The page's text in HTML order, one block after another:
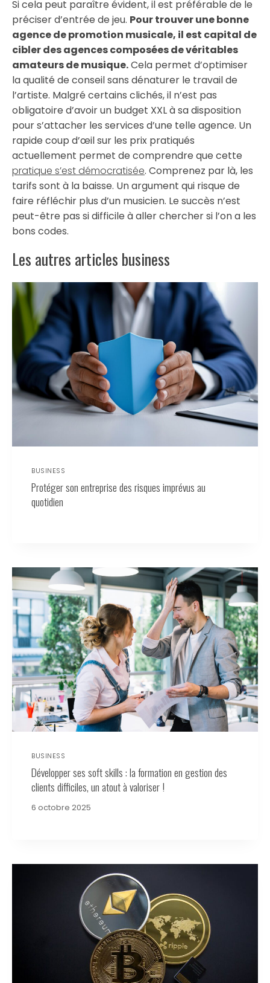
Si cela peut paraître évident, il est préférable de le
préciser d’entrée de jeu. Pour trouver une bonne
agence de promotion musicale, il est capital de
cibler des agences composées de véritables
amateurs de musique.Cela permet d’optimiser
la qualité de conseil sans dénaturer le travail de
l’artiste. Malgré certains clichés, il n’est pas
obligatoire d’avoir un budget XXL à sa disposition
pour s’attacher les services d’une telle agence. Un
rapide coup d’œil sur les prix pratiqués
actuellement permet de comprendre que cette
pratique s’est démocratisée. Comprenez par là, les
tarifs sont à la baisse. Un argument qui risque de
faire réfléchir plus d’un musicien. Le succès n’est
peut-être pas si difficile à aller chercher si l’on a les
bons codes.
Les autres articles business
BUSINESS
Protéger son entreprise des risques imprévus au
quotidien
BUSINESS
Développer ses soft skills : la formation en gestion des
clients difficiles, un atout à valoriser !
6 octobre 2025